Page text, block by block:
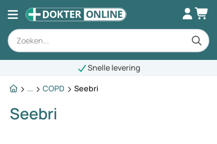
Snelle levering
...
COPD Seebri
Seebri